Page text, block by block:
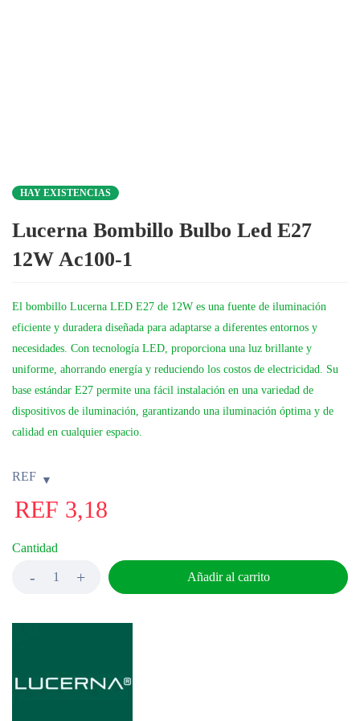
HAY EXISTENCIAS
Lucerna Bombillo Bulbo Led E27
12W Ac100-1
El bombillo Lucerna LED E27 de 12W es una fuente de iluminación
eficiente y duradera diseñada para adaptarse a diferentes entornos y
necesidades. Con tecnología LED, proporciona una luz brillante y
uniforme, ahorrando energía y reduciendo los costos de electricidad. Su
base estándar E27 permite una fácil instalación en una variedad de
dispositivos de iluminación, garantizando una iluminación óptima y de
calidad en cualquier espacio.
REF
REF 3,18
Cantidad
Añadir al carrito